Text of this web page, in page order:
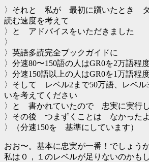
〉それと 私が 最初に躓いたとき
読む速度を考えて
〉と アドバイスをいただきました
〉
〉英語多読完全ブックガイドに
〉分速80〜150語の人はGR0を2万語程
〉分速150語以上の人はGR0を1万語程
〉そして レベル2まで50万語、レベル
いを考えてください
〉と 書かれていたので 忠実に実行
〉その後 つまずくことは なかった
〉（分速150を 基準にしています）
おお〜。基本に忠実が一番！でしょうか
私は０，１のレベルが足りないのかも